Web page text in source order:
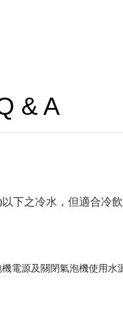
官方LINE填寫詳細資
& A
下之冷水，但適合冷
電源及關閉氣泡機使用水